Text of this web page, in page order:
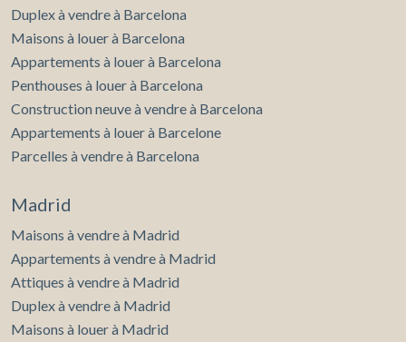
Duplex à vendre à Barcelona
Maisons à louer à Barcelona
Appartements à louer à Barcelona
Penthouses à louer à Barcelona
Construction neuve à vendre à Barcelona
Appartements à louer à Barcelone
Parcelles à vendre à Barcelona
Madrid
Maisons à vendre à Madrid
Appartements à vendre à Madrid
Attiques à vendre à Madrid
Duplex à vendre à Madrid
Maisons à louer à Madrid